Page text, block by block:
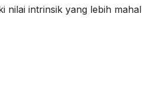
nilai intrinsik yang lebih